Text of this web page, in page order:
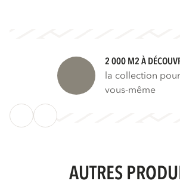
2 000 M2 À
la collection pour
vous-même
AUTRES